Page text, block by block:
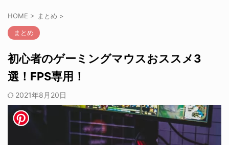
HOME > まとめ >
まとめ
初心者のゲーミングマウスおススメ3
選！FPS専用！
2021年8月20日